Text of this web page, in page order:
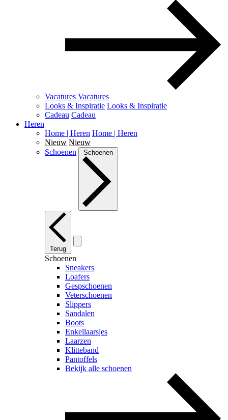
Vacatures Vacatures
Looks & Inspiratie Looks & Inspiratie
Cadeau Cadeau
Heren
Home | Heren Home | Heren
Nieuw Nieuw
Schoenen
Schoenen
Terug
Schoenen
Sneakers
Loafers
Gespschoenen
Veterschoenen
Slippers
Sandalen
Boots
Enkellaarsjes
Laarzen
Klitteband
Pantoffels
Bekijk alle schoenen